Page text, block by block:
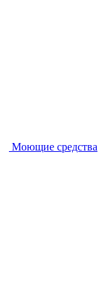
Моющие средства